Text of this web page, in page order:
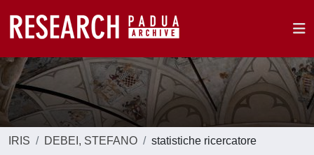
IRIS DEBEI, STEFANO statistiche ricercatore